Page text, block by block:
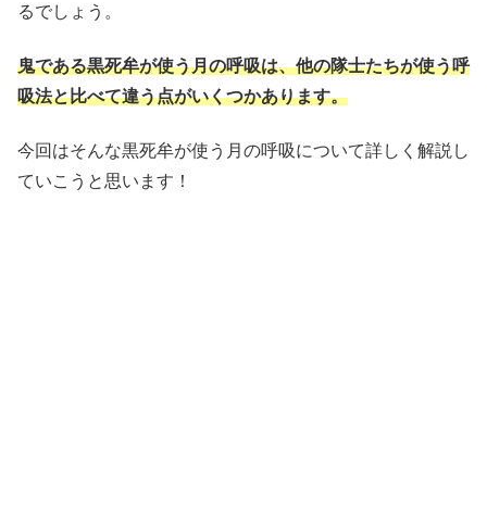
るでしょう。
鬼である黒死牟が使う月の呼吸は、他の隊士たちが使う呼
吸法と比べて違う点がいくつかあります。
今回はそんな黒死牟が使う月の呼吸について詳しく解説し
ていこうと思います！